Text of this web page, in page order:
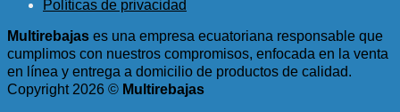
Políticas de privacidad
Multirebajas es una empresa ecuatoriana responsable que
cumplimos con nuestros compromisos, enfocada en la venta
en línea y entrega a domicilio de productos de calidad.
Copyright 2026 © Multirebajas